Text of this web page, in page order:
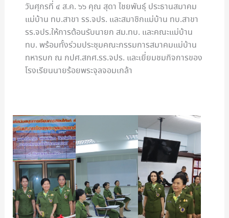
วันศุกรที่ ๔ ส.ค. ๖๖ คุณ สุดา ไชยพันธุ์ ประธานสมาคม
แม่บ้าน ทบ.สาขา รร.จปร. และสมาชิกแม่บ้าน ทบ.สาขา
รร.จปร.ให้การต้อนรับนายก สม.ทบ. และคณะแม่บ้าน
ทบ. พร้อมทั้งร่วมประชุมคณะกรรมการสมาคมแม่บ้าน
ทหารบก ณ กปศ.สกศ.รร.จปร. และเยี่ยมชมกิจการของ
โรงเรียนนายร้อยพระจุลจอมเกล้า